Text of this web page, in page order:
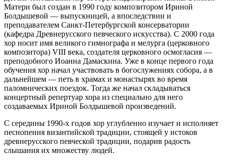
Матери был создан в 1990 году композитором Ириной
Болдышевой — выпускницей, а впоследствии и
преподавателем Санкт-Петербургской консерватории
(кафедра Древнерусского певческого искусства). С 2000 года
хор носит имя великого гимнографа и мелурга (церковного
композитора) VIII века, создателя церковного осмогласия —
преподобного Иоанна Дамаскина. Уже в конце первого года
обучения хор начал участвовать в богослужениях собора, а в
дальнейшем — петь в храмах и монастырях во время
паломнических поездок. Тогда же начал складываться
концертный репертуар хора из специально для него
создаваемых Ириной Болдышевой произведений.
С середины 1990-х годов хор углубленно изучает и исполняет
песнопения византийской традиции, стоящей у истоков
древнерусского певческой традиции, подарив радость
слышания их множеству людей.